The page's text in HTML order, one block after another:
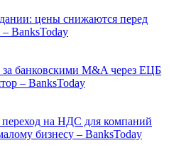
цены снижаются перед
BanksToday
банковскими M&A через ЕЦБ
– BanksToday
на НДС для компаний
бизнесу – BanksToday